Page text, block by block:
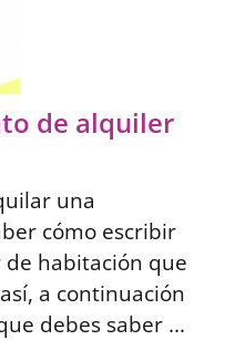
de alquiler
una
cómo escribir
habitación que
a continuación
debes saber ...